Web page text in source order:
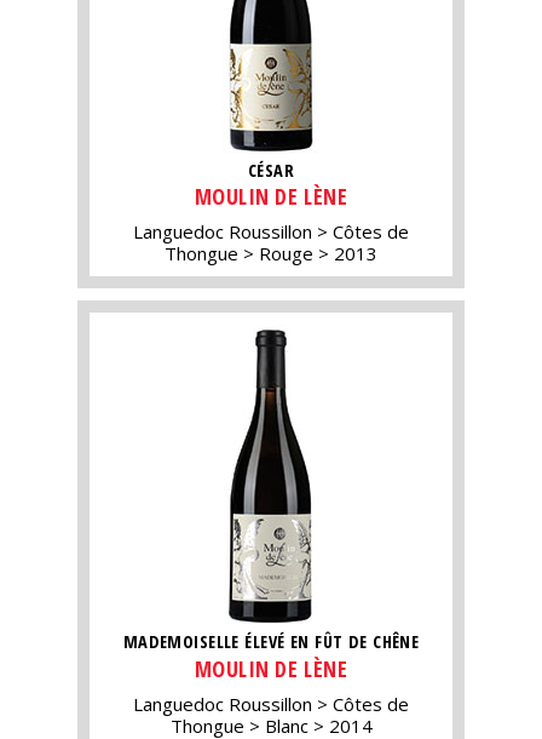
CÉSAR
MOULIN DE LÈNE
Languedoc Roussillon
Côtes de
Thongue
Rouge 2013
MADEMOISELLE ÉLEVÉ EN FÛT DE CHÊNE
MOULIN DE LÈNE
Languedoc Roussillon
Côtes de
Thongue
Blanc 2014